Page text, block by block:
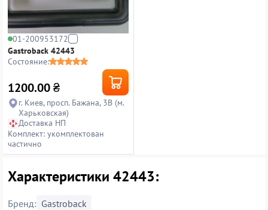
01-200953172
Gastroback 42443
Состояние:
1200.00₴
г. Киев, просп. Бажана, 3В (м.
Харьковская)
Доставка НП
Комплект: укомплектован
частично
Характеристики 42443:
Бренд: Gastroback